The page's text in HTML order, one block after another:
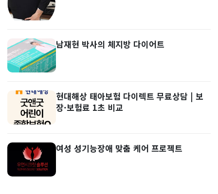
남재현 박사의 체지방 다이어트
현대해상 태아보험 다이렉트 무료상담 | 보
장·보험료 1초 비교
여성 성기능장애 맞춤 케어 프로젝트